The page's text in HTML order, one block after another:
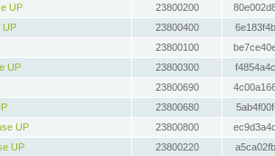
UP
23800200
UP
23800400
23800100
UP
23800300
23800690
23800680
UP
23800800
UP
23800220